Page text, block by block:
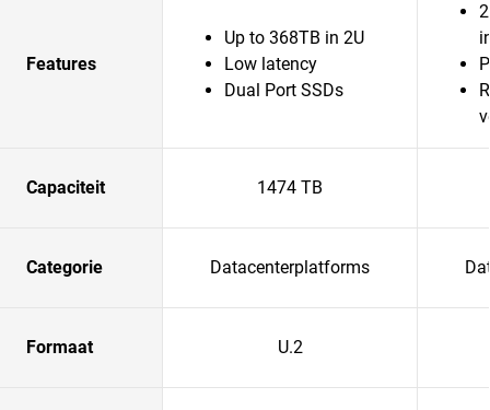
Features
Up to 368TB in 2U
Low latency
Dual Port SSDs
Capaciteit 1474 TB
Categorie Datacenterplatforms
Formaat U.2